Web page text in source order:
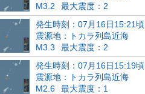
M3.2
最大震度：2
発生時刻：07月16日15:21頃
震源地：トカラ列島近海
M3.3
最大震度：2
発生時刻：07月16日15:19頃
震源地：トカラ列島近海
M2.6
最大震度：1